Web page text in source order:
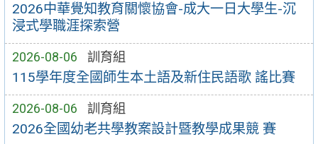
2026中華覺知教育關懷協會-成大一日大學生-沉
浸式學職涯探索營
2026-08-06 訓育組
115學年度全國師生本土語及新住民語歌 謠比賽
2026-08-06 訓育組
2026全國幼老共學教案設計暨教學成果競 賽